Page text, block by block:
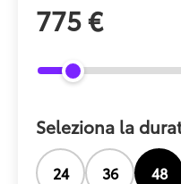
775 €
Seleziona la
24 36 48